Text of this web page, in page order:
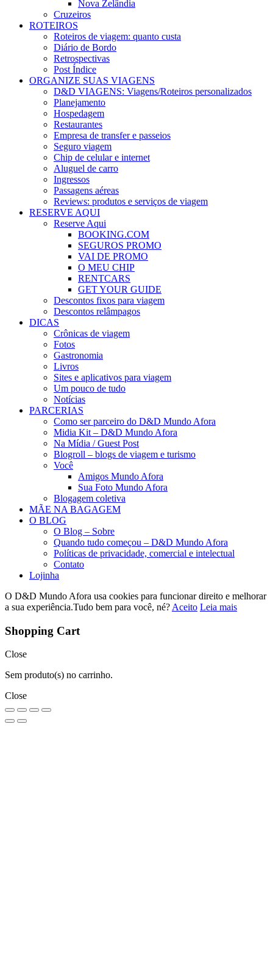
Nova Zelândia
Cruzeiros
ROTEIROS
Roteiros de viagem: quanto custa
Diário de Bordo
Retrospectivas
Post Índice
ORGANIZE SUAS VIAGENS
D&D VIAGENS: Viagens/Roteiros personalizados
Planejamento
Hospedagem
Restaurantes
Empresa de transfer e passeios
Seguro viagem
Chip de celular e internet
Aluguel de carro
Ingressos
Passagens aéreas
Reviews: produtos e serviços de viagem
RESERVE AQUI
Reserve Aqui
BOOKING.COM
SEGUROS PROMO
VAI DE PROMO
O MEU CHIP
RENTCARS
GET YOUR GUIDE
Descontos fixos para viagem
Descontos relâmpagos
DICAS
Crônicas de viagem
Fotos
Gastronomia
Livros
Sites e aplicativos para viagem
Um pouco de tudo
Notícias
PARCERIAS
Como ser parceiro do D&D Mundo Afora
Midia Kit – D&D Mundo Afora
Na Mídia / Guest Post
Blogroll – blogs de viagem e turismo
Você
Amigos Mundo Afora
Sua Foto Mundo Afora
Blogagem coletiva
MÃE NA BAGAGEM
O BLOG
O Blog – Sobre
Quando tudo começou – D&D Mundo Afora
Políticas de privacidade, comercial e intelectual
Contato
Lojinha
O D&D Mundo Afora usa cookies para funcionar direito e melhorar
a sua experiência.Tudo bem para você, né? Aceito Leia mais
Shopping Cart
Close
Sem produto(s) no carrinho.
Close